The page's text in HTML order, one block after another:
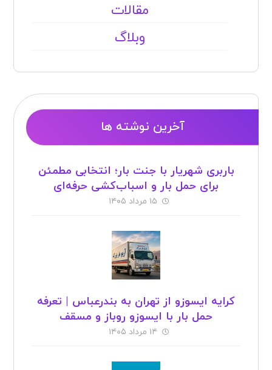
مقالات
وبلاگ
آخرین نوشته ها
باربری شهریار با جنت بار؛ انتخابی مطمئن
برای حمل بار و اسباب‌کشی حرفه‌ای
۱۵ مرداد ۱۴۰۵
کرایه ایسوزو از تهران به بندرعباس | تعرفه
حمل بار با ایسوزو روباز و مسقف
۱۴ مرداد ۱۴۰۵